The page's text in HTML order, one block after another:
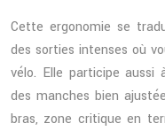
Cette ergonomie se
des sorties intenses où
vélo. Elle participe aussi
des manches bien
bras, zone critique en